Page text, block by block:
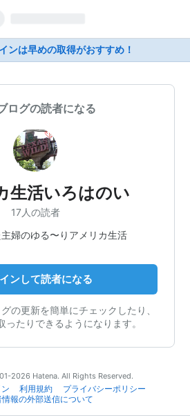
ンは早めの取得がおすすめ！
ログの読者になる
生活いろはのい
17人の読者
婦のゆる〜りアメリカ生活
ンして読者になる
の更新を簡単にチェックしたり、
ったりできるようになります。
2026 Hatena. All Rights Reserved.
利用規約
プライバシーポリシー
情報の外部送信について